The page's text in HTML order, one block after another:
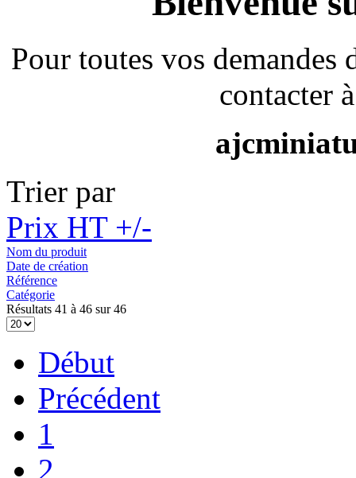
Pour toutes vos
contacter
Trier par
Prix HT +/-
Nom du produit
Date de création
Référence
Catégorie
Résultats 41 à 46 sur 46
Début
Précédent
1
2